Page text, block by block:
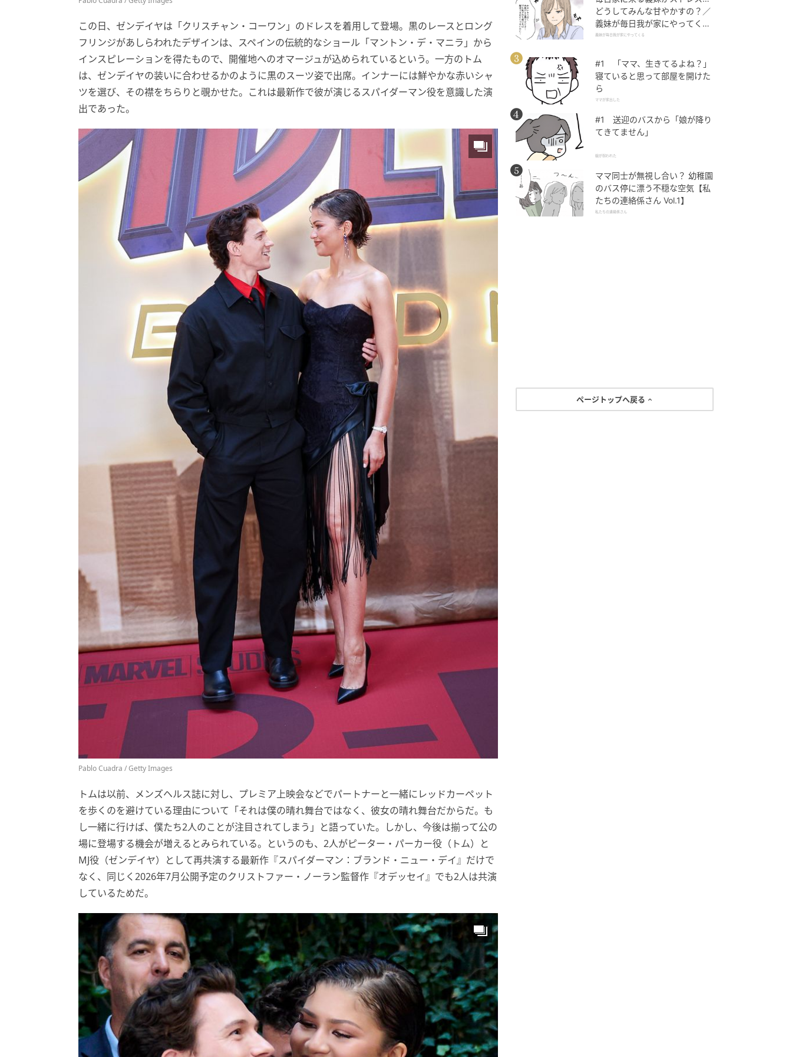
この日、ゼンデイヤは「クリスチャン・コーワン」のドレスを着用して登場。黒のレースとロング
フリンジがあしらわれたデザインは、スペインの伝統的なショール「マントン・デ・マニラ」から
インスピレーションを得たもので、開催地へのオマージュが込められているという。一方のトム
は、ゼンデイヤの装いに合わせるかのように黒のスーツ姿で出席。インナーには鮮やかな赤いシャ
ツを選び、その襟をちらりと覗かせた。これは最新作で彼が演じるスパイダーマン役を意識した演
出であった。
Pablo Cuadra / Getty Images
トムは以前、メンズヘルス誌に対し、プレミア上映会などでパートナーと一緒にレッドカーペット
を歩くのを避けている理由について「それは僕の晴れ舞台ではなく、彼女の晴れ舞台だからだ。も
し一緒に行けば、僕たち2人のことが注目されてしまう」と語っていた。しかし、今後は揃って公の
場に登場する機会が増えるとみられている。というのも、2人がピーター・パーカー役（トム）と
MJ役（ゼンデイヤ）として再共演する最新作『スパイダーマン：ブランド・ニュー・デイ』だけで
なく、同じく2026年7月公開予定のクリストファー・ノーラン監督作『オデッセイ』でも2人は共演
しているためだ。
どうしてみんな甘やかすの？／
義妹が毎日我が家にやってくる
（1）【義父母がシンドイんで
義妹が毎日我が家にやってくる
#1 「ママ、生きてるよね？」
寝ていると思って部屋を開けた
ら
ママが家出した
#1 送迎のバスから「娘が降り
てきてません」
娘が拐われた
ママ同士が無視し合い？ 幼稚園
のバス停に漂う不穏な空気【私
たちの連絡係さん Vol.1】
私たちの連絡係さん
ページトップへ戻る